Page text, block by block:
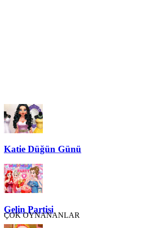
Katie Düğün Günü
Gelin Partisi
ÇOK OYNANANLAR